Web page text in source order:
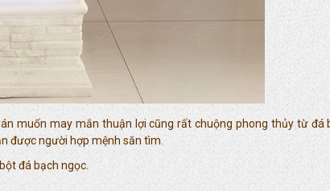
muốn may mắn thuận lợi cũng rất chuộng phong thủy từ đá
được người hợp mệnh săn tìm.
đá bạch ngọc.